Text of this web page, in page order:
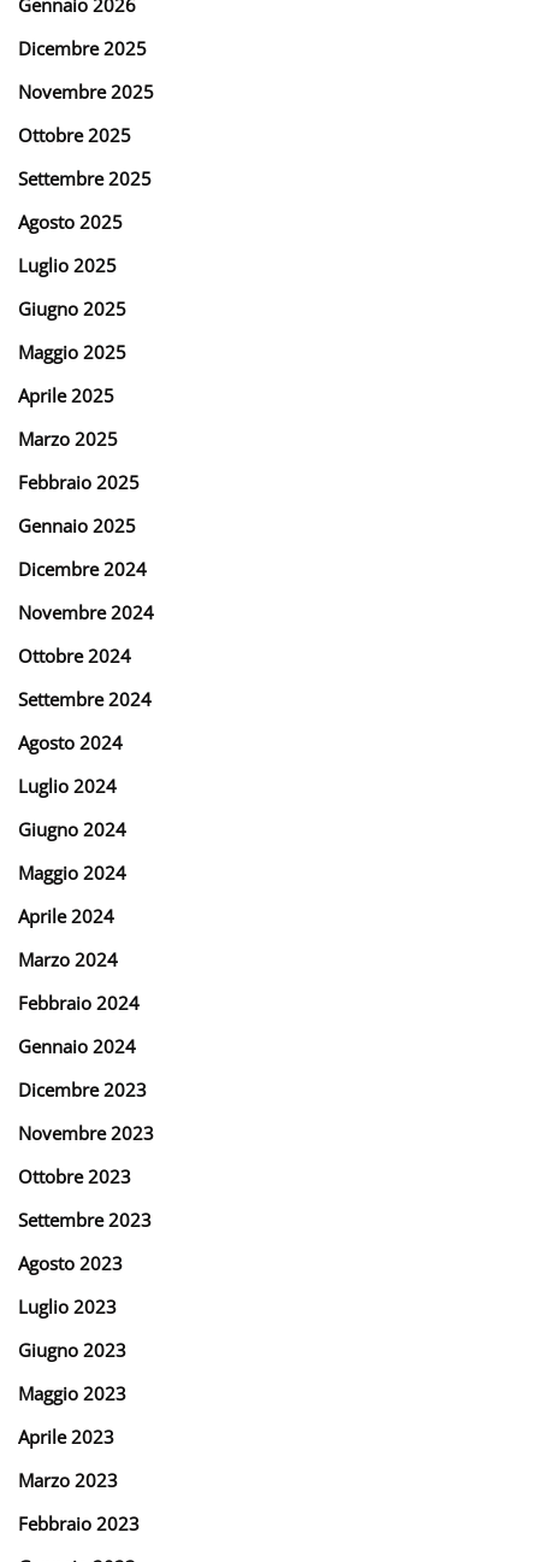
Dicembre 2025
Novembre 2025
Ottobre 2025
Settembre 2025
Agosto 2025
Luglio 2025
Giugno 2025
Maggio 2025
Aprile 2025
Marzo 2025
Febbraio 2025
Gennaio 2025
Dicembre 2024
Novembre 2024
Ottobre 2024
Settembre 2024
Agosto 2024
Luglio 2024
Giugno 2024
Maggio 2024
Aprile 2024
Marzo 2024
Febbraio 2024
Gennaio 2024
Dicembre 2023
Novembre 2023
Ottobre 2023
Settembre 2023
Agosto 2023
Luglio 2023
Giugno 2023
Maggio 2023
Aprile 2023
Marzo 2023
Febbraio 2023